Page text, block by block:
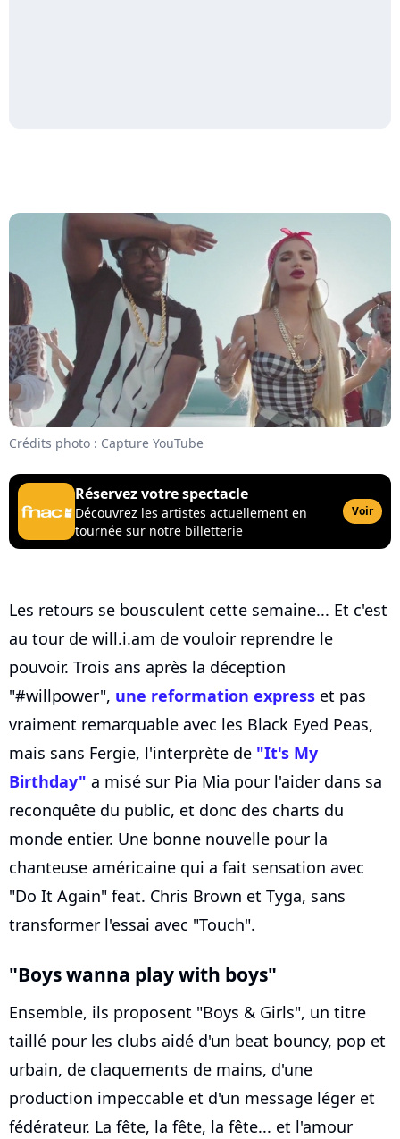
Crédits photo : Capture YouTube
Réservez votre spectacle
Découvrez les artistes actuellement en
tournée sur notre billetterie
Voir
Les retours se bousculent cette semaine... Et c'est
au tour de will.i.am de vouloir reprendre le
pouvoir. Trois ans après la déception
"#willpower", une reformation express et pas
vraiment remarquable avec les Black Eyed Peas,
mais sans Fergie, l'interprète de "It's My
Birthday" a misé sur Pia Mia pour l'aider dans sa
reconquête du public, et donc des charts du
monde entier. Une bonne nouvelle pour la
chanteuse américaine qui a fait sensation avec
"Do It Again" feat. Chris Brown et Tyga, sans
transformer l'essai avec "Touch".
"Boys wanna play with boys"
Ensemble, ils proposent "Boys & Girls", un titre
taillé pour les clubs aidé d'un beat bouncy, pop et
urbain, de claquements de mains, d'une
production impeccable et d'un message léger et
fédérateur. La fête, la fête, la fête... et l'amour